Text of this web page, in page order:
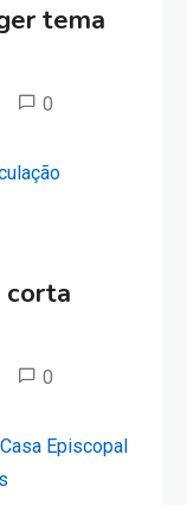
tema
0
corta
0